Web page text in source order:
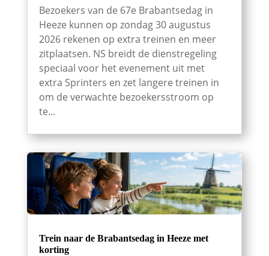
Bezoekers van de 67e Brabantsedag in
Heeze kunnen op zondag 30 augustus
2026 rekenen op extra treinen en meer
zitplaatsen. NS breidt de dienstregeling
speciaal voor het evenement uit met
extra Sprinters en zet langere treinen in
om de verwachte bezoekersstroom op
te...
Trein naar de Brabantsedag in Heeze met
korting